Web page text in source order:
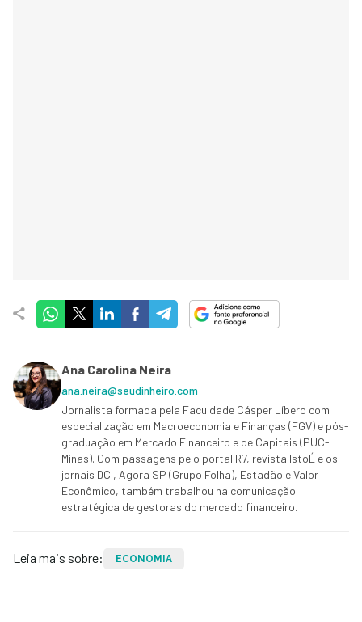
Ana Carolina Neira
ana.neira@seudinheiro.com
Jornalista formada pela Faculdade Cásper Líbero com
especialização em Macroeconomia e Finanças (FGV) e pós-
graduação em Mercado Financeiro e de Capitais (PUC-
Minas). Com passagens pelo portal R7, revista IstoÉ e os
jornais DCI, Agora SP (Grupo Folha), Estadão e Valor
Econômico, também trabalhou na comunicação
estratégica de gestoras do mercado financeiro.
Leia mais sobre: ECONOMIA